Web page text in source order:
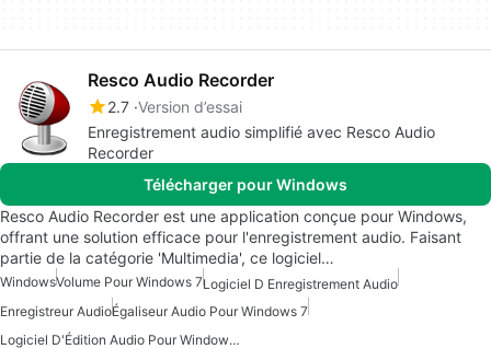
Resco Audio Recorder
2.7 Version d’essai
Enregistrement audio simplifié avec Resco Audio
Recorder
Télécharger pour Windows
Resco Audio Recorder est une application conçue pour Windows,
offrant une solution efficace pour l'enregistrement audio. Faisant
partie de la catégorie 'Multimedia', ce logiciel…
WindowsVolume Pour Windows 7Logiciel D Enregistrement Audio
Enregistreur AudioÉgaliseur Audio Pour Windows 7
Logiciel D'Édition Audio Pour Windows 7